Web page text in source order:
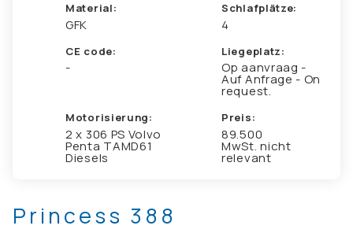
Material:
GFK
Schlafplätze:
4
CE code:
-
Liegeplatz:
Op aanvraag -
Auf Anfrage - On
request.
Motorisierung:
2 x 306 PS Volvo
Penta TAMD61
Diesels
Preis:
89.500
MwSt. nicht
relevant
Princess 388